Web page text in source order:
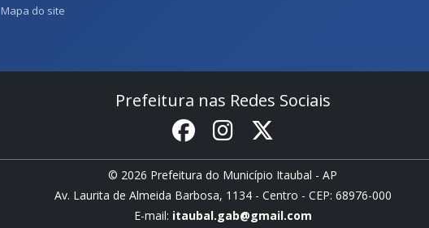
Mapa do site
Prefeitura nas Redes Sociais
© 2026 Prefeitura do Município Itaubal - AP
Av. Laurita de Almeida Barbosa, 1134 - Centro - CEP: 68976-000
E-mail: itaubal.gab@gmail.com